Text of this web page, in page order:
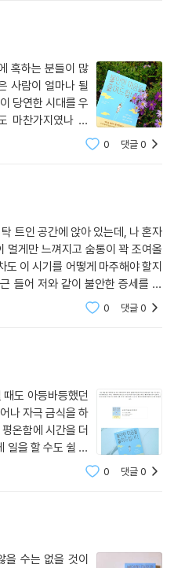
혹하는 분들이 많
사람이 얼마나 될
당연한 시대를 우
마찬가지였나 보
생산성 프로젝트'라
며 지냈지만, 자기
0 댓글0
트인 공간에 앉아 있는데, 나 혼자
멀게만 느껴지고 숨통이 꽉 조여올
도 이 시기를 어떻게 마주해야 할지
들어 저와 같이 불안한 증세를 보
증했다고 하지요.너무 어릴 적부
0 댓글0
도 아등바등했던
나 자극 금식을 하
온함에 시간을 더
일을 할 수도 쉴 수
온한 뇌를 만드는
0 댓글0
수는 없을 것이